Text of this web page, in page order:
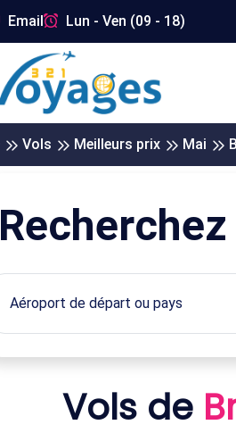
Email Lun - Ven (09 - 18)
Vols Meilleurs prix Mai
Recherchez
Vols de